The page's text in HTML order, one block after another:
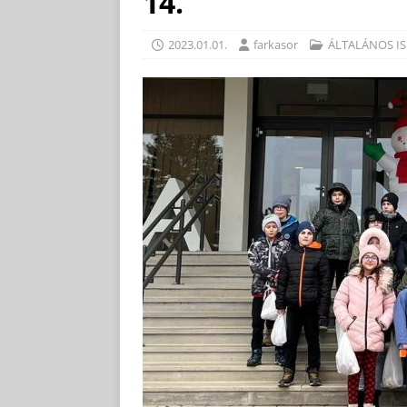
2023.01.01. farkasor ÁLTALÁNOS